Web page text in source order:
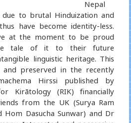
Nepal
to brutal Hinduization and
have become identity-less.
at the moment to be proud
tale of it to their future
linguistic heritage. This
and preserved in the recently
Hirssi published by
Kirãtology (RIK) financially
from the UK (Surya Ram
Hom Dasucha Sunwar) and Dr